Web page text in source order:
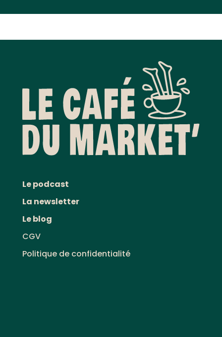
Le podcast
La newsletter
Le blog
CGV
Politique de confidentialité